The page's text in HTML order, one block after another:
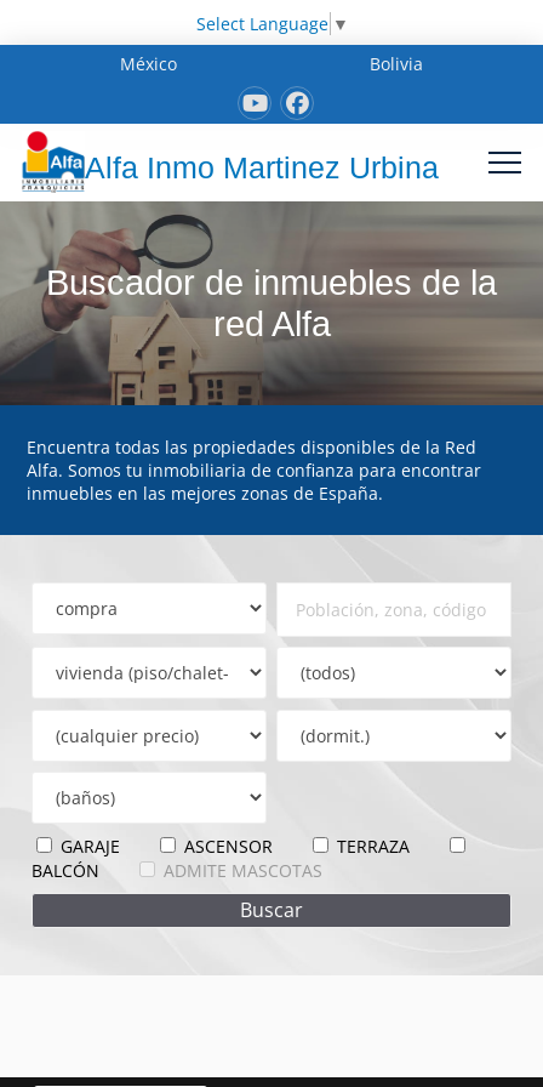
Select Language ▼
México
Bolivia
Alfa Inmo Martinez Urbina
Buscador de inmuebles de la
red Alfa
Encuentra todas las propiedades disponibles de la Red
Alfa. Somos tu inmobiliaria de confianza para encontrar
inmuebles en las mejores zonas de España.
GARAJE ASCENSOR
TERRAZA
BALCÓN
ADMITE MASCOTAS